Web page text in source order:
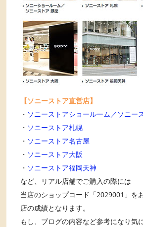
【ソニーストア直営店】
・ ソニーストアショールーム／ソニー
・ ソニーストア札幌
・ ソニーストア名古屋
・ ソニーストア大阪
・ ソニーストア福岡天神
など、リアル店舗でご購入の際には
当店のショップコード「2029001」を
店の成績となります。
もし、ブログの内容など参考になり気